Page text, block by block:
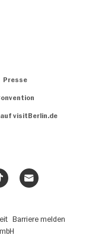
Presse
visitBerlin.de
Barriere melden